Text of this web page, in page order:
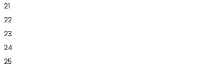
21
22
23
24
25